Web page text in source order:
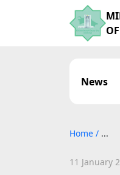
News
Home / ...
11 January